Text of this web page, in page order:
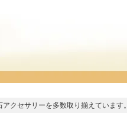
クセサリーを多数取り揃えています。